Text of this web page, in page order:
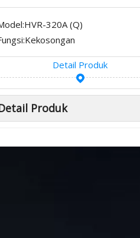
HVR-320A (Q)
Kekosongan
Detail Produk
Produk